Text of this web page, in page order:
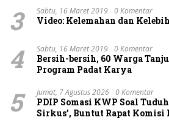
3 Sabtu, 16 Maret 2019 0 Komentar
Video: Kelemahan dan
4 Sabtu, 16 Maret 2019 0 Komentar
Bersih-bersih, 60 Warga
Program Padat Karya
5 Jumat, 7 Agustus 2026 0 Komentar
PDIP Somasi KWP Soal
Sirkus’, Buntut Rapat